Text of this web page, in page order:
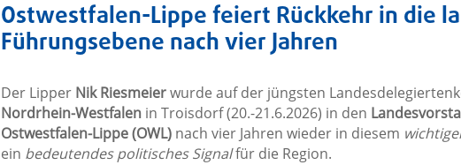
Ostwestfalen-Lippe feiert Rückkehr in die
Führungsebene nach vier Jahren
Der Lipper Nik Riesmeierwurde auf der jüngsten
Nordrhein-Westfalenin Troisdorf (20.-21.6.2026) in den
Ostwestfalen-Lippe (OWL)nach vier Jahren wieder in diesem
ein bedeutendes politisches Signalfür die Region.